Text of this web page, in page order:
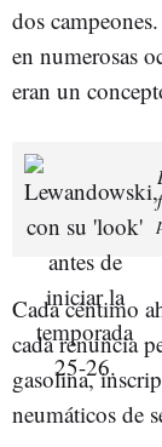
dos
en numerosas
eran un
Cada céntimo
cada renuncia
gasolina,
neumáticos de